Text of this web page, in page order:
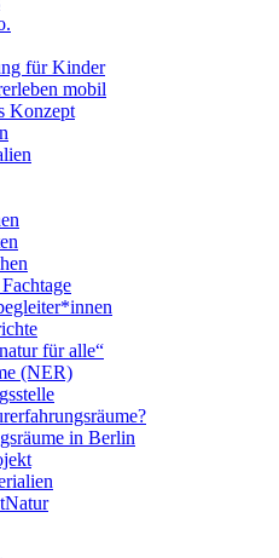
für Kinder
mobil
Konzept
für alle“
(NER)
in Berlin